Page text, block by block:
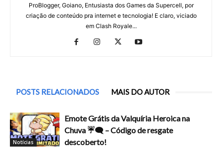
ProBlogger, Goiano, Entusiasta dos Games da Supercell, por
criação de conteúdo pra internet e tecnologia! E claro, viciado
em Clash Royale...
POSTS RELACIONADOS MAIS DO AUTOR
Notícias
Emote Grátis da Valquíria Heroica na
Chuva ☔🗨️ – Código de resgate
descoberto!